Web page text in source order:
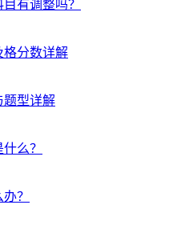
有调整吗？
格分数详解
题型详解
么？
？